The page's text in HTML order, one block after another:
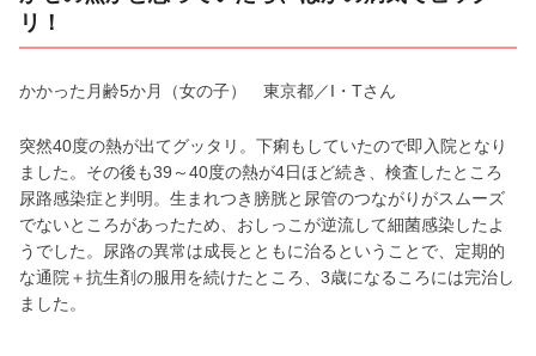
リ！
かかった月齢5か月（女の子） 東京都／I・Tさん
突然40度の熱が出てグッタリ。下痢もしていたので即入院となり
ました。その後も39～40度の熱が4日ほど続き、検査したところ
尿路感染症と判明。生まれつき膀胱と尿管のつながりがスムーズ
でないところがあったため、おしっこが逆流して細菌感染したよ
うでした。尿路の異常は成長とともに治るということで、定期的
な通院＋抗生剤の服用を続けたところ、3歳になるころには完治し
ました。